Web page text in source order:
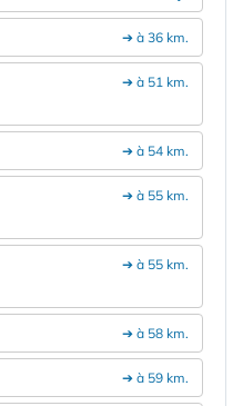
➔ à 36 km.
➔ à 51 km.
➔ à 54 km.
➔ à 55 km.
➔ à 55 km.
➔ à 58 km.
➔ à 59 km.